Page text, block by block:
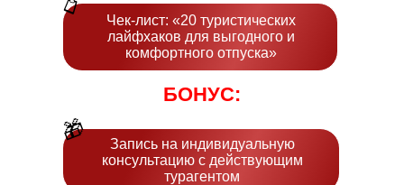
Чек-лист: «20 туристических
лайфхаков для выгодного и
комфортного отпуска»
Запись на индивидуальную
консультацию с действующим
турагентом
БОНУС:
🎁
📋